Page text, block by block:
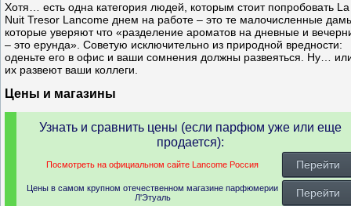
Хотя… есть одна категория людей, которым стоит попробовать La
Nuit Tresor Lancome днем на работе – это те малочисленные
которые уверяют что «разделение ароматов на дневные и
– это ерунда». Советую исключительно из природной вредности:
оденьте его в офис и ваши сомнения должны развеяться. Ну…
их развеют ваши коллеги.
Цены и магазины
Узнать и сравнить цены (если парфюм уже или еще
продается):
Посмотреть на официальном сайте Lancome Россия Перейти
Цены в самом крупном отечественном магазине парфюмерии
Л'Этуаль
Перейти